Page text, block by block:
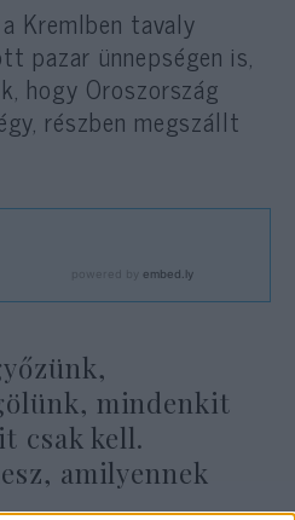
Kremlben tavaly
pazar ünnepségen is,
hogy Oroszország
részben megszállt
mindenkit
csak kell.
amilyennek